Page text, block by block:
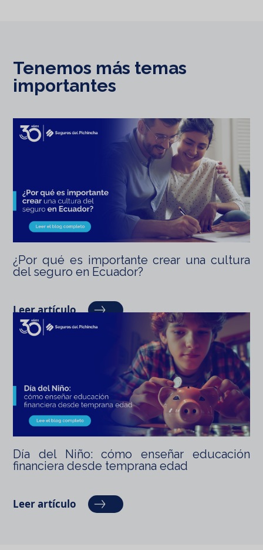
Tenemos más temas
importantes
¿Por qué es importante crear una cultura
del seguro en Ecuador?
Leer artículo
Día del Niño: cómo enseñar educación
financiera desde temprana edad
Leer artículo